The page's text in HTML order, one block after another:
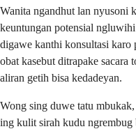
Wanita ngandhut lan nyusoni
keuntungan potensial
digawe kanthi konsultasi karo
obat kasebut ditrapake sacara
aliran getih bisa kedadeyan.
Wong sing duwe tatu
ing kulit sirah kudu ngrembug